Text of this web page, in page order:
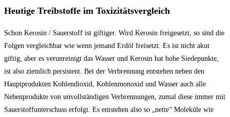
Heutige Treibstoffe im Toxizitätsvergleich
Schon Kerosin / Sauerstoff ist giftiger. Wird Kerosin freigesetzt, so sind die
Folgen vergleichbar wie wenn jemand Erdöl freisetzt. Es ist nicht akut
giftig, aber es verunreinigt das Wasser und Kerosin hat hohe Siedepunkte,
ist also ziemlich persistent. Bei der Verbrennung entstehen neben den
Hauptprodukten Kohlendioxid, Kohlenmonoxid und Wasser auch alle
Nebenprodukte von unvollständigen Verbrennungen, zumal diese immer mit
Sauerstoffunterschuss erfolgt. Es entstehen also so „nette“ Moleküle wie